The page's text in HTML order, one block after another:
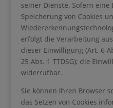
seiner Dienste. Sofern
Speicherung von Cookies
erfolgt die Verarbeitung
dieser Einwilligung (Art. 6
25 Abs. 1 TTDSG); die
widerrufbar.
Sie können Ihren Browser
das Setzen von Cookies